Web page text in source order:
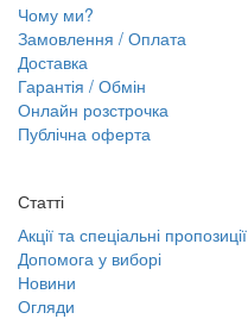
Чому ми?
Замовлення / Оплата
Доставка
Гарантія / Обмін
Онлайн розстрочка
Публічна оферта
Статті
Акції та спеціальні пропозиції
Допомога у виборі
Новини
Огляди